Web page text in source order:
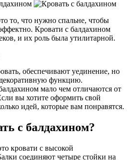
то, что нужно спальне, чтобы
Кровати с балдахином
и их роль была утилитарной.
обеспечивают уединение, но
функцию.
мало чем отличаются от
вы хотите оформить свой
идей, которые вам понравятся.
с балдахином?
кровати с высокой
соединяют четыре стойки на